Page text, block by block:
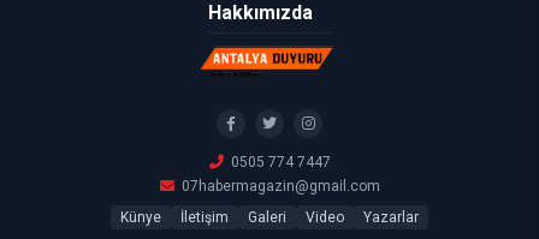
Hakkımızda
0505 774 7447
07habermagazin@gmail.com
Künye
İletişim Galeri Video Yazarlar